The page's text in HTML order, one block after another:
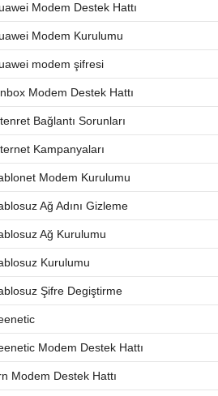
Modem Destek Hattı
Modem Kurulumu
modem şifresi
Modem Destek Hattı
Bağlantı Sorunları
Kampanyaları
Modem Kurulumu
Ağ Adını Gizleme
Ağ Kurulumu
Kurulumu
Şifre Degiştirme
Modem Destek Hattı
Modem Destek Hattı